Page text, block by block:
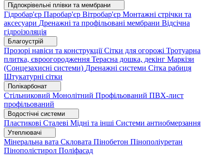
Підпокрівельні плівки та мембрани
Гідробар'єр Паробар'єр Вітробар'єр Монтажні стрічки та
аксесуари Дренажні та профільовані мембрани Відсічна
гідроізоляція
Благоустрій
Прозорі навіси та конструкціїСітки для огорожі Тротуарна
плитка, євроогородження Терасна дошка, декінг Маркізи
(Сонцезахисні системи) Дренажні системи Сітка рабиця
Штукатурні сітки
Полікарбонат
Стільниковий Монолітний Профільований ПВХ-лист
профільований
Водостічні системи
Пластикові Сталеві Мідні та інші Системи антиобмерзання
Утеплювачі
Мінеральна вата Скловата Пінобетон Пінополіуретан
Пінополістирол Поліфасад